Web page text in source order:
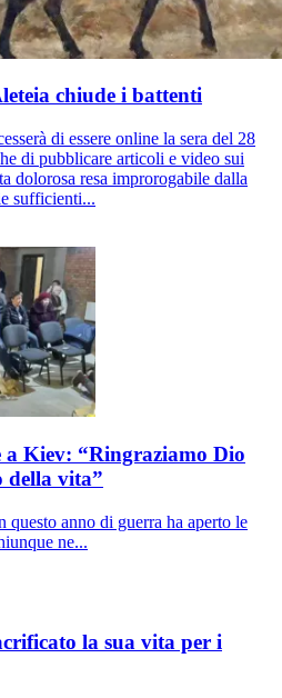
chiude i battenti
di essere online la sera del 28
di pubblicare articoli e video sui
dolorosa resa improrogabile dalla
sufficienti...
a Kiev: “Ringraziamo Dio
della vita”
anno di guerra ha aperto le
ne...
la sua vita per i